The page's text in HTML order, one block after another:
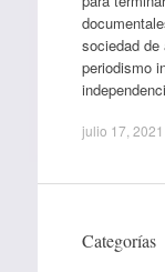
sociedad de
periodismo
julio 17, 2021
Categorías